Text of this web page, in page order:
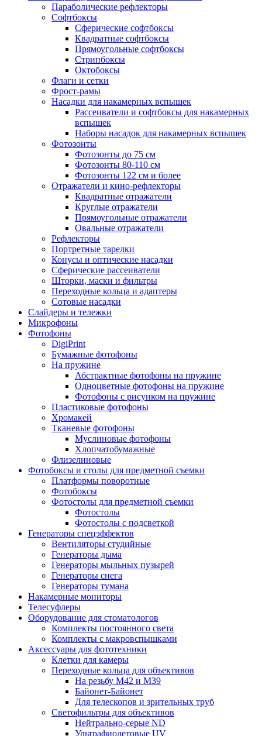
Параболические рефлекторы
Софтбоксы
Сферические софтбоксы
Квадратные софтбоксы
Прямоугольные софтбоксы
Стрипбоксы
Октобоксы
Флаги и сетки
Фрост-рамы
Насадки для накамерных вспышек
Рассеиватели и софтбоксы для накамерных
вспышек
Наборы насадок для накамерных вспышек
Фотозонты
Фотозонты до 75 см
Фотозонты 80-110 см
Фотозонты 122 см и более
Отражатели и кино-рефлекторы
Квадратные отражатели
Круглые отражатели
Прямоугольные отражатели
Овальные отражатели
Рефлекторы
Портретные тарелки
Конусы и оптические насадки
Сферические рассеиватели
Шторки, маски и фильтры
Переходные кольца и адаптеры
Сотовые насадки
Слайдеры и тележки
Микрофоны
Фотофоны
DigiPrint
Бумажные фотофоны
На пружине
Абстрактные фотофоны на пружине
Одноцветные фотофоны на пружине
Фотофоны с рисунком на пружине
Пластиковые фотофоны
Хромакей
Тканевые фотофоны
Муслиновые фотофоны
Хлопчатобумажные
Флизелиновые
Фотобоксы и столы для предметной съемки
Платформы поворотные
Фотобоксы
Фотостолы для предметной съемки
Фотостолы
Фотостолы с подсветкой
Генераторы спецэффектов
Вентиляторы студийные
Генераторы дыма
Генераторы мыльных пузырей
Генераторы снега
Генераторы тумана
Накамерные мониторы
Телесуфлеры
Оборудование для стоматологов
Комплекты постоянного света
Комплекты с макровспышками
Аксессуары для фототехники
Клетки для камеры
Переходные кольца для объективов
На резьбу М42 и М39
Байонет-Байонет
Для телескопов и зрительных труб
Светофильтры для объективов
Нейтрально-серые ND
Ультрафиолетовые UV